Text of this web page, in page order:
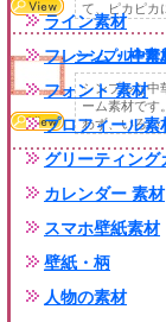
て、ピカピカ
なった家をイ
シンプル中華
シンプルな中
ーム素材です
わず、いろい
ライン素材
フレーム・枠素
フォント 素材
プロフィール素
グリーティング
カレンダー 素材
スマホ壁紙素材
壁紙・柄
人物の素材